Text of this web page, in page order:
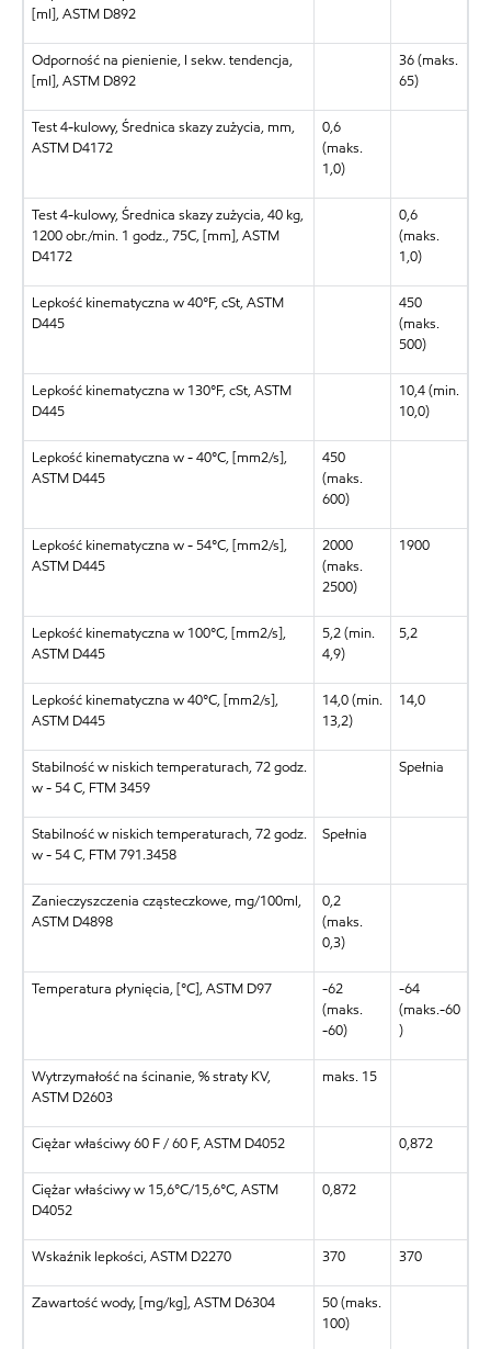
[ml], ASTM D892
Odporność na pienienie, I sekw. tendencja,
[ml], ASTM D892
36 (maks.
65)
Test 4-kulowy, Średnica skazy zużycia, mm,
ASTM D4172
0,6
(maks.
1,0)
Test 4-kulowy, Średnica skazy zużycia, 40 kg,
1200 obr./min. 1 godz., 75C, [mm], ASTM
D4172
0,6
(maks.
1,0)
Lepkość kinematyczna w 40°F, cSt, ASTM
D445
450
(maks.
500)
Lepkość kinematyczna w 130°F, cSt, ASTM
D445
10,4 (min.
10,0)
Lepkość kinematyczna w - 40°C, [mm2/s],
ASTM D445
450
(maks.
600)
Lepkość kinematyczna w - 54°C, [mm2/s],
ASTM D445
2000
(maks.
2500)
1900
Lepkość kinematyczna w 100°C, [mm2/s],
ASTM D445
5,2 (min.
4,9)
5,2
Lepkość kinematyczna w 40°C, [mm2/s],
ASTM D445
14,0 (min.
13,2)
14,0
Stabilność w niskich temperaturach, 72 godz.
w - 54 C, FTM 3459
Spełnia
Stabilność w niskich temperaturach, 72 godz.
w - 54 C, FTM 791.3458
Spełnia
Zanieczyszczenia cząsteczkowe, mg/100ml,
ASTM D4898
0,2
(maks.
0,3)
Temperatura płynięcia, [°C], ASTM D97
-62
(maks.
-60)
-64
(maks.-60
)
Wytrzymałość na ścinanie, % straty KV,
ASTM D2603
maks. 15
Ciężar właściwy 60 F / 60 F, ASTM D4052 0,872
Ciężar właściwy w 15,6°C/15,6°C, ASTM
D4052
0,872
Wskaźnik lepkości, ASTM D2270 370 370
Zawartość wody, [mg/kg], ASTM D6304
50 (maks.
100)